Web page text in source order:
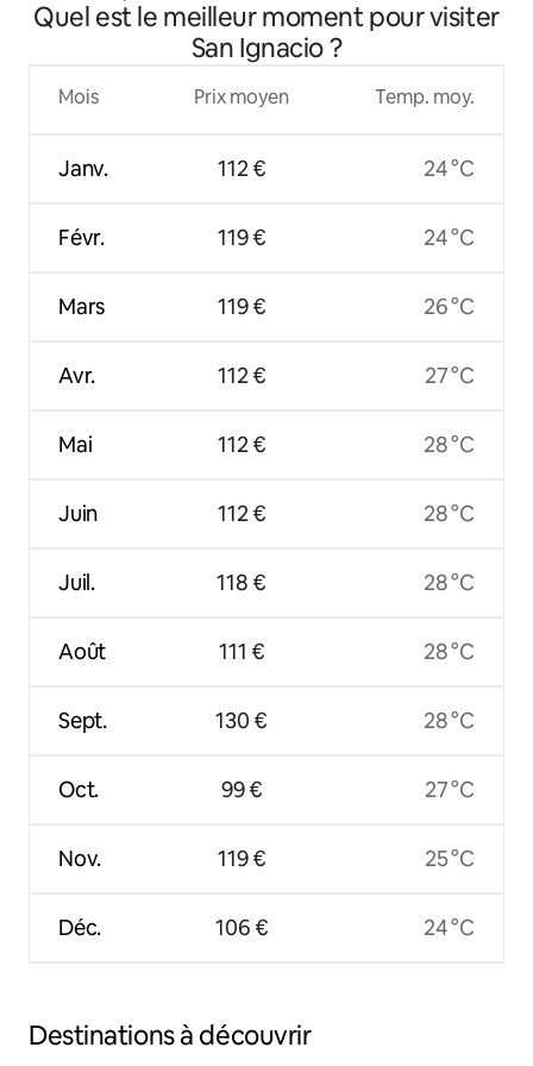
Quel est le meilleur moment pour visiter
San Ignacio ?
Mois
Janv.
Févr.
Mars
Avr.
Mai
Juin
Juil.
Août
Sept.
Oct.
Nov.
Déc.
Prix moyen
112 €
119 €
119 €
112 €
112 €
112 €
118 €
111 €
130 €
99 €
119 €
106 €
Temp. moy.
24 °C
24 °C
26 °C
27 °C
28 °C
28 °C
28 °C
28 °C
28 °C
27 °C
25 °C
24 °C
Destinations à découvrir